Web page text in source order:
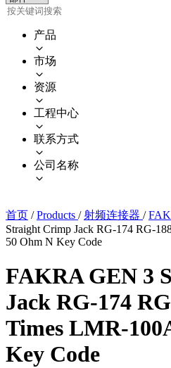
产品
市场
资源
工程中心
联系方式
公司名称
首页 / Products / 射频连接器 /
Straight Crimp Jack RG-174 RG-
50 Ohm N Key Code
FAKRA GEN 3
Jack RG-174
Times LMR-
Key Code